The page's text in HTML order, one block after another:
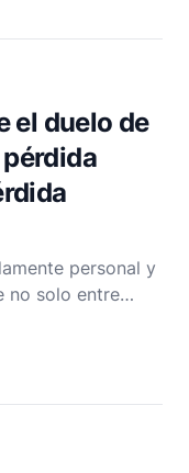
subyacente
alinea con varios
el duelo de
personal y
no solo entre
y duraderas
duelo, ya sea
o anticipa